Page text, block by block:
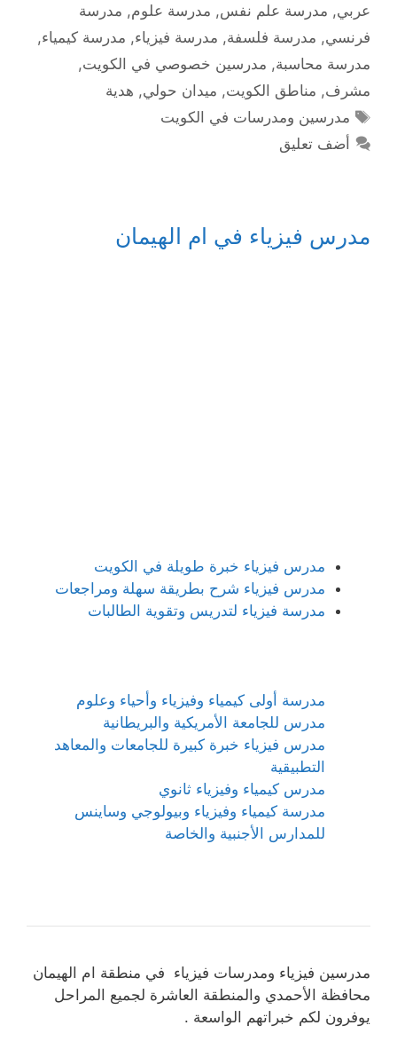
عربي, مدرسة علم نفس, مدرسة علوم, مدرسة
فرنسي, مدرسة فلسفة, مدرسة فيزياء, مدرسة كيمياء,
مدرسة محاسبة, مدرسين خصوصي في الكويت,
مشرف, مناطق الكويت, ميدان حولي, هدية
الوسوم
مدرسين ومدرسات في الكويت
أضف تعليق
مدرس فيزياء في ام الهيمان
مدرس فيزياء خبرة طويلة في الكويت
مدرس فيزياء شرح بطريقة سهلة ومراجعات
مدرسة فيزياء لتدريس وتقوية الطالبات
مدرسة أولى كيمياء وفيزياء وأحياء وعلوم
مدرس للجامعة الأمريكية والبريطانية
مدرس فيزياء خبرة كبيرة للجامعات والمعاهد
التطبيقية
مدرس كيمياء وفيزياء ثانوي
مدرسة كيمياء وفيزياء وبيولوجي وساينس
للمدارس الأجنبية والخاصة
مدرسين فيزياء ومدرسات فيزياء في منطقة ام الهيمان
محافظة الأحمدي والمنطقة العاشرة لجميع المراحل
يوفرون لكم خبراتهم الواسعة .